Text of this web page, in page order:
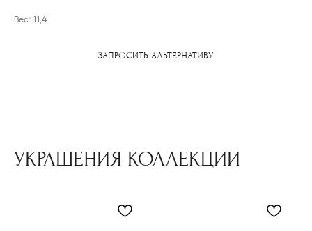
Вес: 11,4
ЗАПРОСИТЬ АЛЬТЕРНАТИВУ
УКРАШЕНИЯ КОЛЛЕКЦИИ